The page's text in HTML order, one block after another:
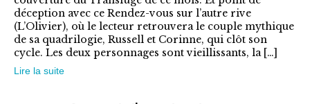
peuvent
être
choisies
déception avec ce Rendez-vous sur l’autre rive
(L’Olivier), où le lecteur retrouvera le couple mythique
de sa quadrilogie, Russell et Corinne, qui clôt son
cycle. Les deux personnages sont vieillissants, la […]
Lire la suite